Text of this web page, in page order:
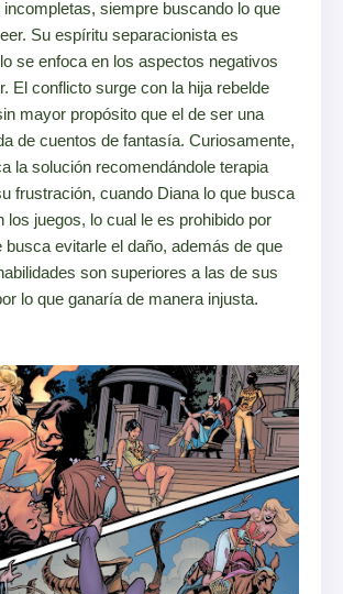
siempre buscando lo que
Su espíritu separacionista es
se enfoca en los aspectos negativos
El conflicto surge con la hija rebelde
mayor propósito que el de ser una
de cuentos de fantasía. Curiosamente,
la solución recomendándole terapia
frustración, cuando Diana lo que busca
los juegos, lo cual le es prohibido por
busca evitarle el daño, además de que
son superiores a las de sus
lo que ganaría de manera injusta.